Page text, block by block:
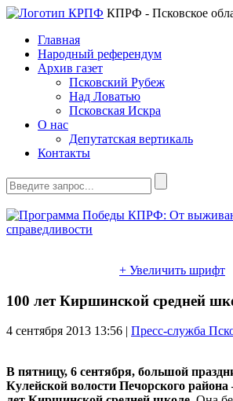
КПРФ - Псковское
Главная
Народный референдум
Архив газет
Псковский Рубеж
Над Ловатью
Псковская Искра
О нас
Депутатская вертикаль
Контакты
+ Увеличить шрифт
100 лет Киршинской средней
4 сентября 2013 13:56 | Пресс-служба
В пятницу, 6 сентября, большой
Кулейской волости Печорского района